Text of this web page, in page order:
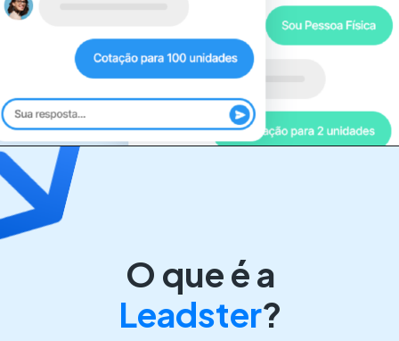
O que é a
Leadster?